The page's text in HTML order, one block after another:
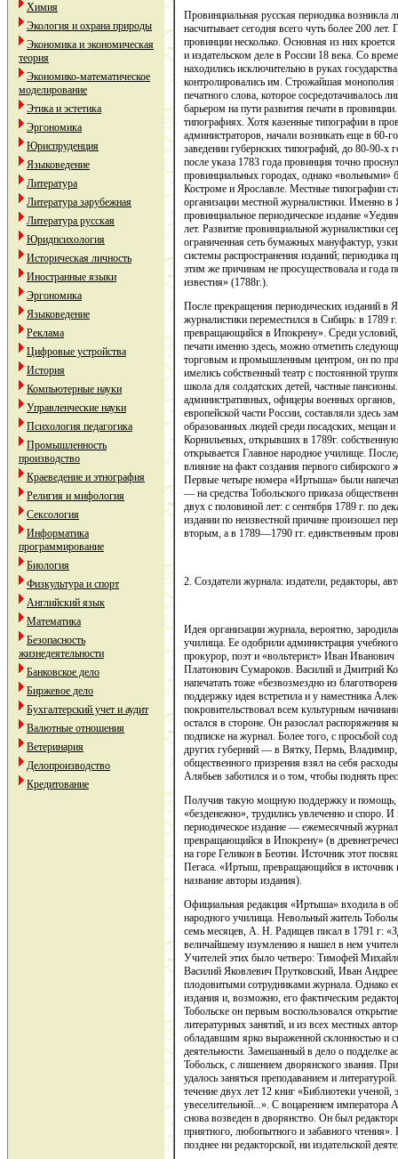
Химия
Экология и охрана природы
Экономика и экономическая
теория
Экономико-математическое
моделирование
Этика и эстетика
Эргономика
Юриспруденция
Языковедение
Литература
Литература зарубежная
Литература русская
Юридпсихология
Историческая личность
Иностранные языки
Эргономика
Языковедение
Реклама
Цифровые устройства
История
Компьютерные науки
Управленческие науки
Психология педагогика
Промышленность
производство
Краеведение и этнография
Религия и мифология
Сексология
Информатика
программирование
Биология
Физкультура и спорт
Английский язык
Математика
Безопасность
жизнедеятельности
Банковское дело
Биржевое дело
Бухгалтерский учет и аудит
Валютные отношения
Ветеринария
Делопроизводство
Кредитование
Провинциальная русская периодика возникла
насчитывает сегодня всего чуть более 200
провинции несколько. Основная из них
и издательском деле в России 18 века. Со
находились исключительно в руках
контролировались им. Строжайшая монополия
печатного слова, которое сосредотачивалось
барьером на пути развития печати в
типографиях. Хотя казенные типографии в
администраторов, начали возникать еще в 60-
заведении губернских типографий, до 80-90-х
после указа 1783 года провинция точно
провинциальных городах, однако «вольными»
Костроме и Ярославле. Местные типографии
организации местной журналистики. Именно в
провинциальное периодическое издание
лет. Развитие провинциальной журналистики
ограниченная сеть бумажных мануфактур,
системы распространения изданий; периодика
этим же причинам не просуществовала и года
известия» (1788г.).
После прекращения периодических изданий в
журналистики переместился в Сибирь: в 1789
превращающийся в Ипокрену». Среди
печати именно здесь, можно отметить
торговым и промышленным центром, он по
имелись собственный театр с постоянной
школа для солдатских детей, частные
административных, офицеры военных
европейской части России, составляли здесь
образованных людей среди посадских, мещан
Корнильевых, открывших в 1789г.
открывается Главное народное училище.
влияние на факт создания первого
Первые четыре номера «Иртыша» были
— на средства Тобольского приказа
двух с половиной лет: с сентября 1789 г. по
издании по неизвестной причине произошел
вторым, а в 1789—1790 гг. единственным
2. Создатели журнала: издатели, редакторы,
Идея организации журнала, вероятно,
училища. Ее одобрили администрация
прокурор, поэт и «вольтерист» Иван
Платонович Сумароков. Василий и Дмитрий
напечатать тоже «безвозмездно из
поддержку идея встретила и у наместника
покровительствовал всем культурным
остался в стороне. Он разослал
подписке на журнал. Более того, с просьбой
других губерний — в Вятку, Пермь,
общественного призрения взял на себя
Алябьев заботился и о том, чтобы поднять
Получив такую мощную поддержку и помощь,
«безденежно», трудились увлеченно и споро.
периодическое издание — ежемесячный
превращающийся в Ипокрену» (в
на горе Геликон в Беотии. Источник этот
Пегаса. «Иртыш, превращающийся в источник
название авторы издания).
Официальная редакция «Иртыша» входила в
народного училища. Невольный житель
семь месяцев, А. Н. Радищев писал в 1791 г:
величайшему изумлению я нашел в нем
Учителей этих было четверо: Тимофей
Василий Яковлевич Прутковский, Иван
плодовитыми сотрудниками журнала. Однако
издания и, возможно, его фактическим
Тобольске он первым воспользовался
литературных занятий, и из всех местных
обладавшим ярко выраженной склонностью и
деятельности. Замешанный в дело о подделке
Тобольск, с лишением дворянского звания.
удалось заняться преподаванием и
течение двух лет 12 книг «Библиотеки ученой,
увеселительной...». С воцарением
снова возведен в дворянство. Он был
приятного, любопытного и забавного
позднее ни редакторской, ни издательской